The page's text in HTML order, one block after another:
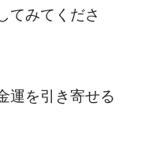
てみてくださ
運を引き寄せる